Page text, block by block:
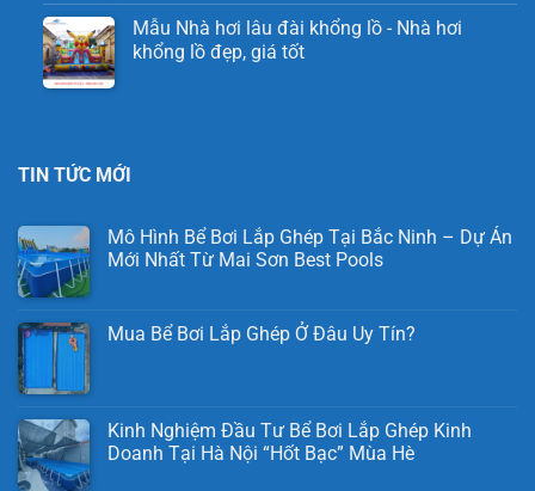
Mẫu Nhà hơi lâu đài khổng lồ - Nhà hơi
khổng lồ đẹp, giá tốt
TIN TỨC MỚI
Mô Hình Bể Bơi Lắp Ghép Tại Bắc Ninh – Dự Án
Mới Nhất Từ Mai Sơn Best Pools
Mua Bể Bơi Lắp Ghép Ở Đâu Uy Tín?
Kinh Nghiệm Đầu Tư Bể Bơi Lắp Ghép Kinh
Doanh Tại Hà Nội “Hốt Bạc” Mùa Hè